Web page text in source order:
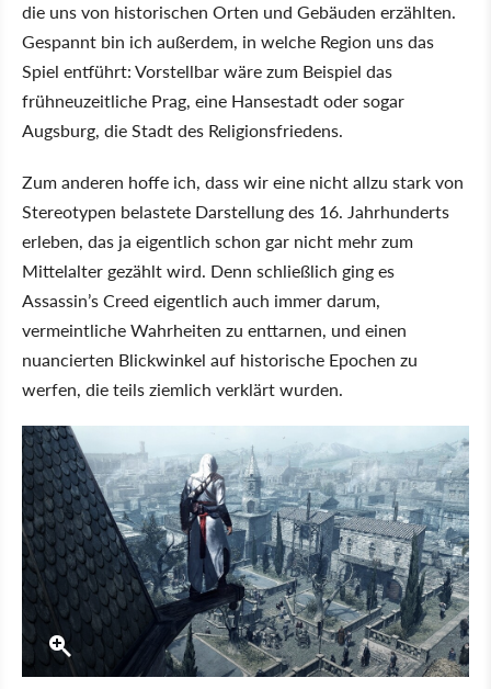
die uns von historischen Orten und Gebäuden erzählten.
Gespannt bin ich außerdem, in welche Region uns das
Spiel entführt: Vorstellbar wäre zum Beispiel das
frühneuzeitliche Prag, eine Hansestadt oder sogar
Augsburg, die Stadt des Religionsfriedens.
Zum anderen hoffe ich, dass wir eine nicht allzu stark von
Stereotypen belastete Darstellung des 16. Jahrhunderts
erleben, das ja eigentlich schon gar nicht mehr zum
Mittelalter gezählt wird. Denn schließlich ging es
Assassin’s Creed eigentlich auch immer darum,
vermeintliche Wahrheiten zu enttarnen, und einen
nuancierten Blickwinkel auf historische Epochen zu
werfen, die teils ziemlich verklärt wurden.